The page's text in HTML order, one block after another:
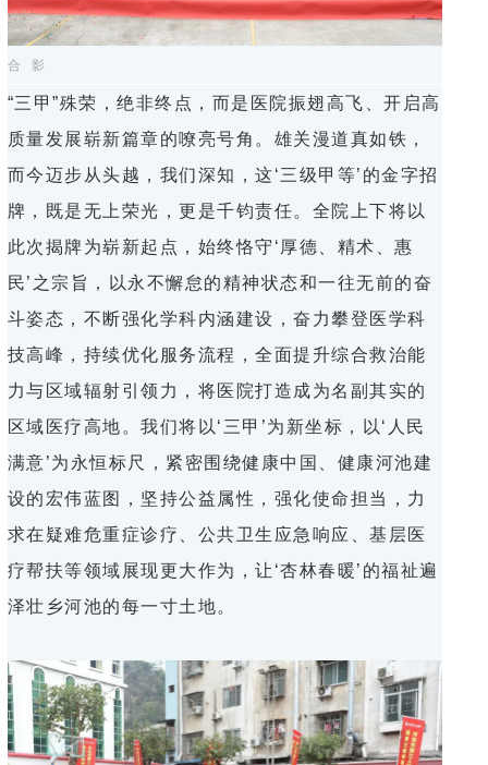
合 影
“三甲”殊荣，绝非终点，而是医院振翅高飞、开启高
质量发展崭新篇章的嘹亮号角。雄关漫道真如铁，
而今迈步从头越，我们深知，这‘三级甲等’的金字招
牌，既是无上荣光，更是千钧责任。全院上下将以
此次揭牌为崭新起点，始终恪守‘厚德、精术、惠
民’之宗旨，以永不懈怠的精神状态和一往无前的奋
斗姿态，不断强化学科内涵建设，奋力攀登医学科
技高峰，持续优化服务流程，全面提升综合救治能
力与区域辐射引领力，将医院打造成为名副其实的
区域医疗高地。我们将以‘三甲’为新坐标，以‘人民
满意’为永恒标尺，紧密围绕健康中国、健康河池建
设的宏伟蓝图，坚持公益属性，强化使命担当，力
求在疑难危重症诊疗、公共卫生应急响应、基层医
疗帮扶等领域展现更大作为，让‘杏林春暖’的福祉遍
泽壮乡河池的每一寸土地。